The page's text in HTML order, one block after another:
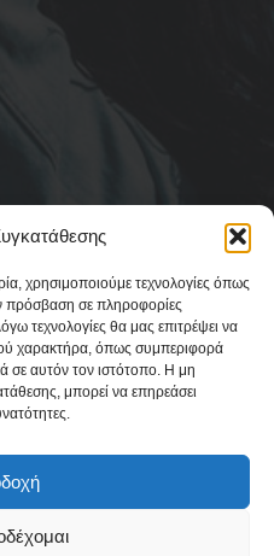
χρησιμοποιούμε τεχνολογίες όπως
πρόσβαση σε πληροφορίες
τεχνολογίες θα μας επιτρέψει να
χαρακτήρα, όπως συμπεριφορά
σε αυτόν τον ιστότοπο. Η μη
μπορεί να επηρεάσει